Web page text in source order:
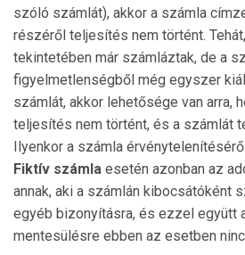
szóló számlát), akkor a számla
részéről teljesítés nem történt.
tekintetében már számláztak, de a
figyelmet­lenségből még egyszer
számlát, akkor lehetősége van arra,
teljesítés nem történt, és a számlát
Ilyenkor a számla
Fiktív számla esetén azonban az
annak, aki a számlán kibocsátóként
egyéb bizonyításra, és ezzel együtt
mentesülésre ebben az esetben